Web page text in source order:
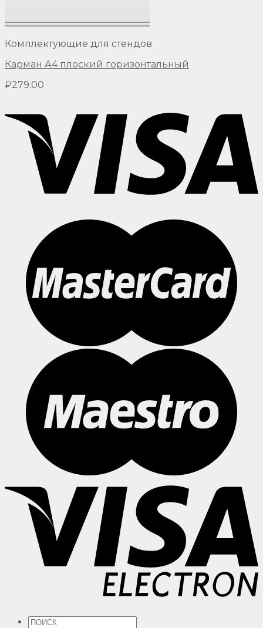
Комплектующие для стендов
Карман А4 плоский горизонтальный
₽279.00
Искать: